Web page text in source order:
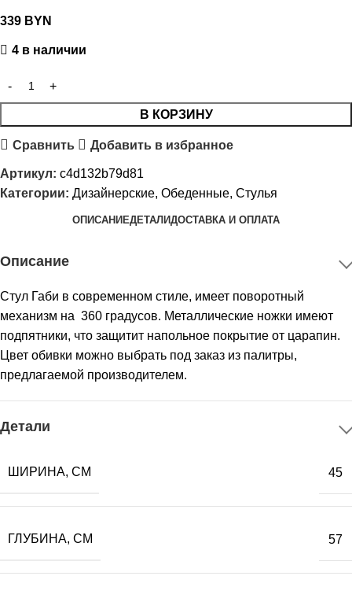
339 BYN
4 в наличии
В КОРЗИНУ
Сравнить Добавить в избранное
Артикул: c4d132b79d81
Категории: Дизайнерские, Обеденные, Стулья
ОПИСАНИЕДЕТАЛИДОСТАВКА И ОПЛАТА
Описание
Стул Габи в современном стиле, имеет поворотный
механизм на 360 градусов. Металлические ножки имеют
подпятники, что защитит напольное покрытие от царапин.
Цвет обивки можно выбрать под заказ из палитры,
предлагаемой производителем.
Детали
ШИРИНА, СМ 45
ГЛУБИНА, СМ 57